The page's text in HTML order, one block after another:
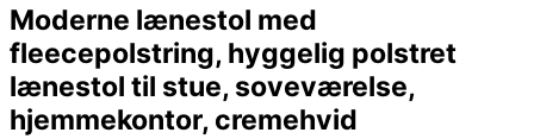
Moderne lænestol med
fleecepolstring, hyggelig polstret
lænestol til stue, soveværelse,
hjemmekontor, cremehvid